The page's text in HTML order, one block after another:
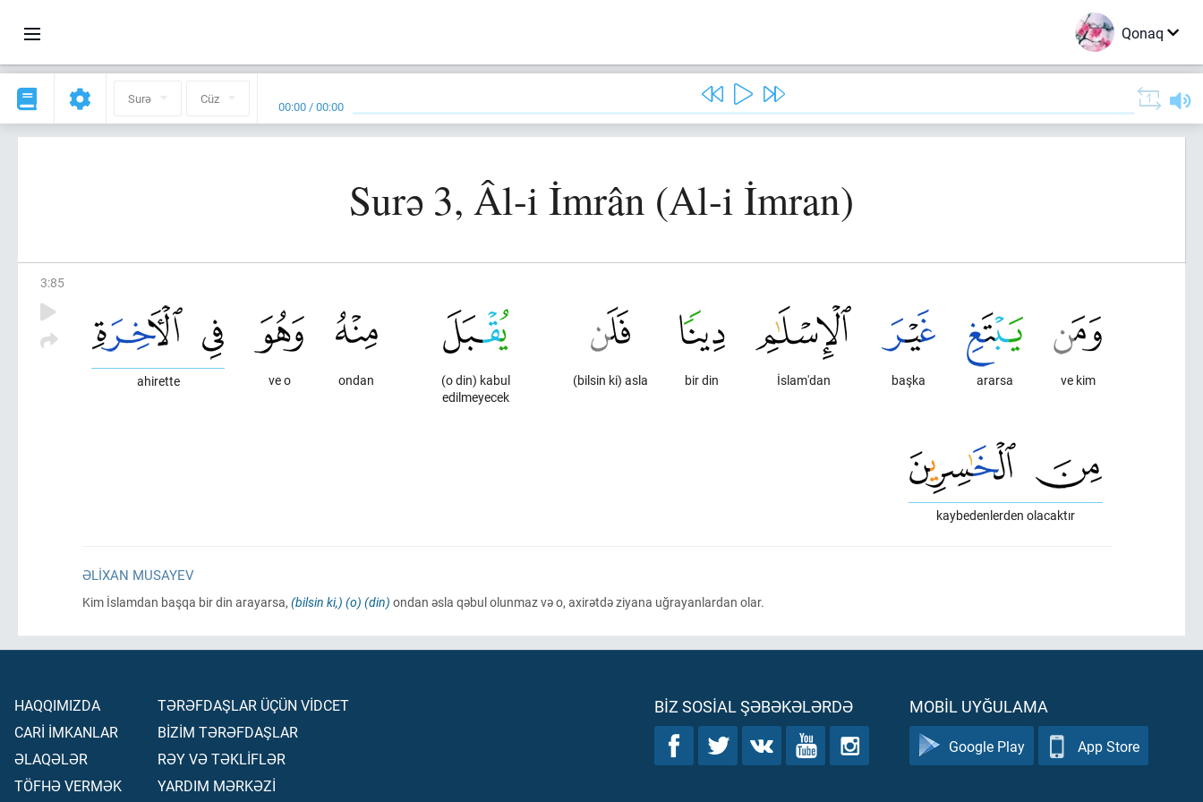
Qonaq
Surə Cüz 00:00 /00:00
Surə 3, Âl-i İmrân (Al-i İmran)
3:85
ve kim
ararsa
başka
İslam'dan
bir din
(bilsin ki) asla
(o din) kabul
edilmeyecek
ondan
ve o
ahirette
kaybedenlerden olacaktır
ƏLIXAN MUSAYEV
Kim İslamdan başqa bir din arayarsa, (bilsin ki,) (o) (din) ondan əsla qəbul olunmaz və o, axirətdə ziyana uğrayanlardan olar.
HAQQIMIZDA
CARİ İMKANLAR
ƏLAQƏLƏR
TÖFHƏ VERMƏK
TƏRƏFDAŞLAR ÜÇÜN VİDCET
BİZİM TƏRƏFDAŞLAR
RƏY VƏ TƏKLİFLƏR
YARDIM MƏRKƏZİ
BIZ SOSIAL ŞƏBƏKƏLƏRDƏ MOBIL UYĞULAMA
Google Play App Store